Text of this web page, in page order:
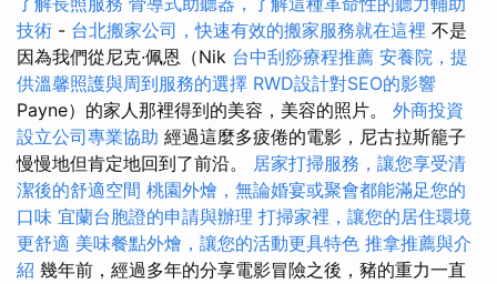
技術 - 台北搬家公司，快速有效的搬家服務就在這裡 不是
因為我們從尼克·佩恩（Nik 台中刮痧療程推薦 安養院，提
供溫馨照護與周到服務的選擇 RWD設計對SEO的影響
Payne）的家人那裡得到的美容，美容的照片。 外商投資
設立公司專業協助 經過這麼多疲倦的電影，尼古拉斯籠子
慢慢地但肯定地回到了前沿。 居家打掃服務，讓您享受清
潔後的舒適空間 桃園外燴，無論婚宴或聚會都能滿足您的
口味 宜蘭台胞證的申請與辦理 打掃家裡，讓您的居住環境
更舒適 美味餐點外燴，讓您的活動更具特色 推拿推薦與介
紹 幾年前，經過多年的分享電影冒險之後，豬的重力一直